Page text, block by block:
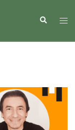
Search